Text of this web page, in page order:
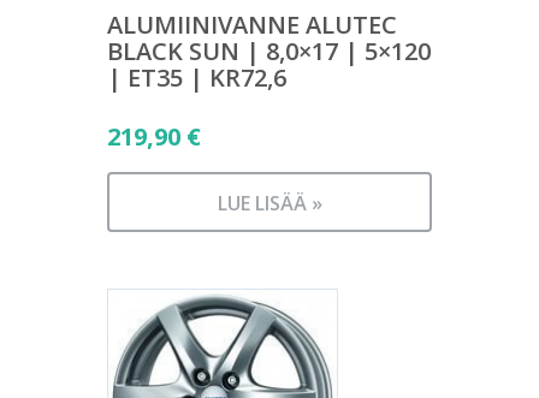
ALUMIINIVANNE ALUTEC
BLACK SUN | 8,0×17 | 5×120
| ET35 | KR72,6
219,90 €
LUE LISÄÄ »